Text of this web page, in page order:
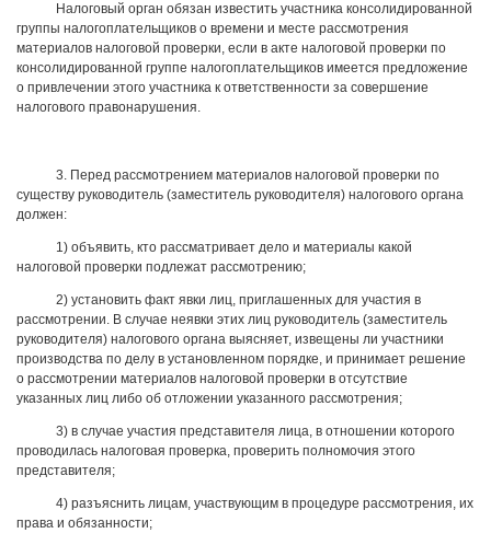
Налоговый орган обязан известить участника консолидированной
группы налогоплательщиков о времени и месте рассмотрения
материалов налоговой проверки, если в акте налоговой проверки по
консолидированной группе налогоплательщиков имеется предложение
о привлечении этого участника к ответственности за совершение
налогового правонарушения.
3. Перед рассмотрением материалов налоговой проверки по
существу руководитель (заместитель руководителя) налогового органа
должен:
1) объявить, кто рассматривает дело и материалы какой
налоговой проверки подлежат рассмотрению;
2) установить факт явки лиц, приглашенных для участия в
рассмотрении. В случае неявки этих лиц руководитель (заместитель
руководителя) налогового органа выясняет, извещены ли участники
производства по делу в установленном порядке, и принимает решение
о рассмотрении материалов налоговой проверки в отсутствие
указанных лиц либо об отложении указанного рассмотрения;
3) в случае участия представителя лица, в отношении которого
проводилась налоговая проверка, проверить полномочия этого
представителя;
4) разъяснить лицам, участвующим в процедуре рассмотрения, их
права и обязанности;